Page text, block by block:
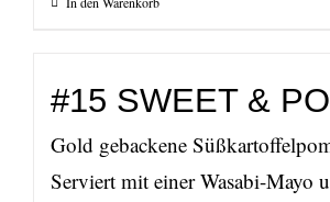
#15 SWEET &
Gold gebackene
Serviert mit einer Wasabi-Mayo